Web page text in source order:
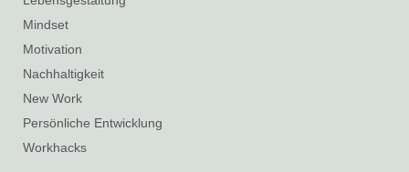
Mindset
Motivation
Nachhaltigkeit
New Work
Persönliche Entwicklung
Workhacks